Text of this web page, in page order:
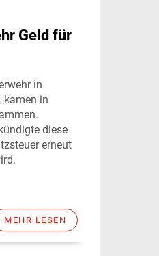
Geld für
in
kamen in
diese
erneut
MEHR LESEN